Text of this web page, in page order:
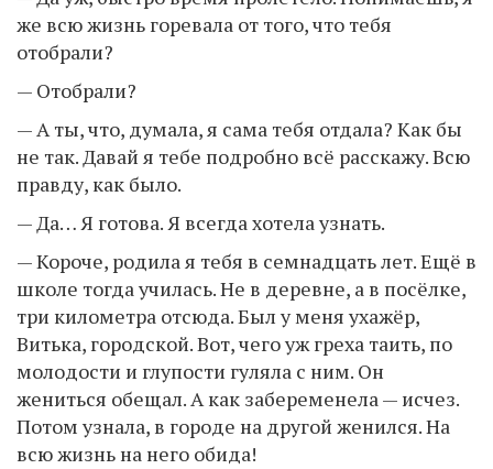
же всю жизнь горевала от того, что тебя
отобрали?
— Отобрали?
— А ты, что, думала, я сама тебя отдала? Как бы
не так. Давай я тебе подробно всё расскажу. Всю
правду, как было.
— Да… Я готова. Я всегда хотела узнать.
— Короче, родила я тебя в семнадцать лет. Ещё в
школе тогда училась. Не в деревне, а в посёлке,
три километра отсюда. Был у меня ухажёр,
Витька, городской. Вот, чего уж греха таить, по
молодости и глупости гуляла с ним. Он
жениться обещал. А как забеременела — исчез.
Потом узнала, в городе на другой женился. На
всю жизнь на него обида!